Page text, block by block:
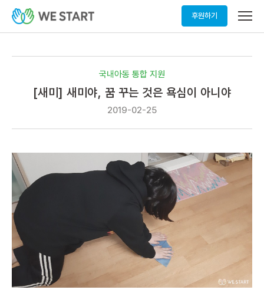
후원하기
메
열
국내아동 통합 지원
[새미] 새미야, 꿈 꾸는 것은 욕심이 아니야
2019-02-25